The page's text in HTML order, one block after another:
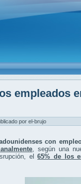
empleados
por el-brujo
con
, según una
el65% de los